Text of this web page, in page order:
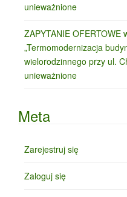
unieważnione
ZAPYTANIE OFERTOWE
„Termomodernizacja
wielorodzinnego przy ul.
unieważnione
Meta
Zarejestruj się
Zaloguj się